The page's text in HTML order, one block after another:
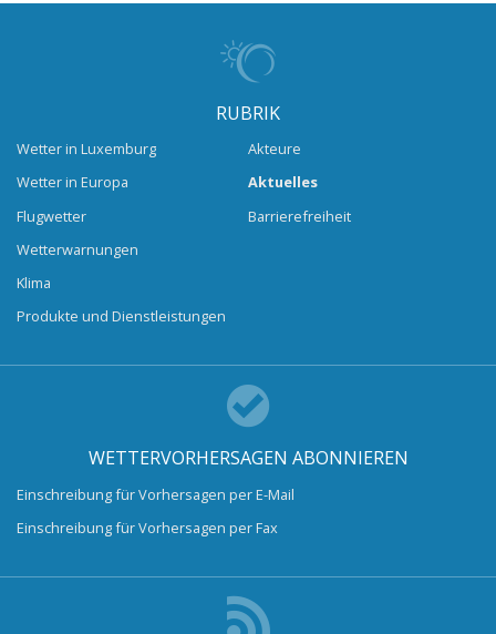
RUBRIK
Wetter in Luxemburg
Wetter in Europa
Flugwetter
Wetterwarnungen
Klima
Produkte und Dienstleistungen
Akteure
Aktuelles
Barrierefreiheit
WETTERVORHERSAGEN ABONNIEREN
Einschreibung für Vorhersagen per E-Mail
Einschreibung für Vorhersagen per Fax